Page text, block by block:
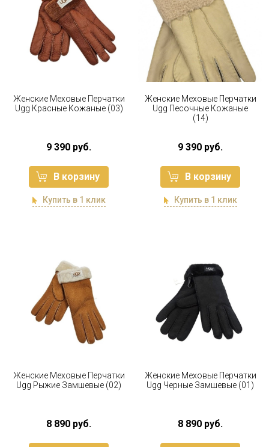
Женские Меховые Перчатки
Ugg Красные Кожаные (03)
9 390 руб.
В корзину
Купить в 1 клик
Женские Меховые Перчатки
Ugg Песочные Кожаные
(14)
9 390 руб.
В корзину
Купить в 1 клик
Женские Меховые Перчатки
Ugg Рыжие Замшевые (02)
8 890 руб.
Женские Меховые Перчатки
Ugg Черные Замшевые (01)
8 890 руб.